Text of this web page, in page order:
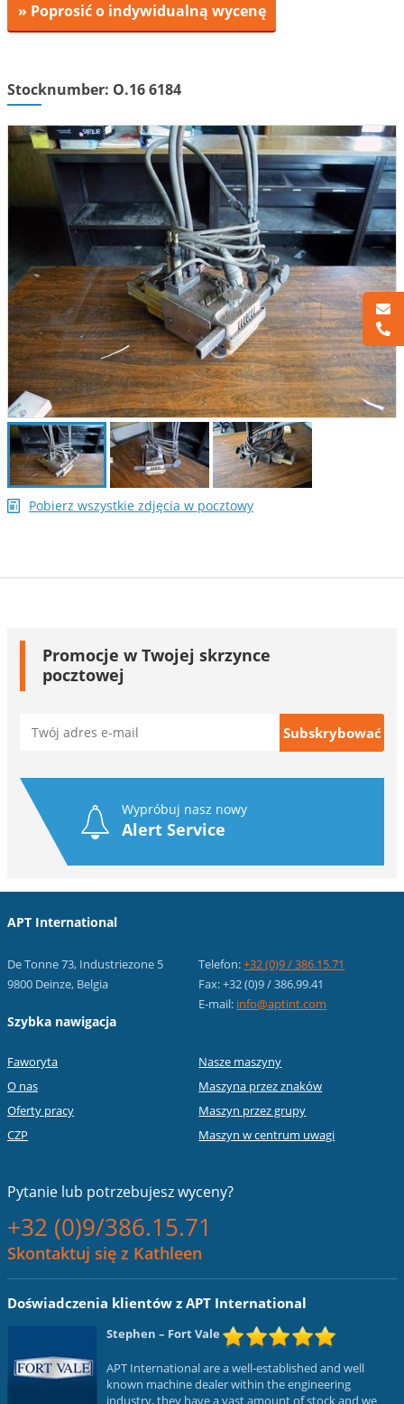
» Poprosić o indywidualną wycenę
Stocknumber: O.16 6184
Pobierz wszystkie zdjęcia w pocztowy
Promocje w Twojej skrzynce
pocztowej
Wypróbuj nasz nowy
Alert Service
APT International
De Tonne 73, Industriezone 5
9800 Deinze, Belgia
Telefon:+32 (0)9 / 386.15.71
Fax: +32 (0)9 / 386.99.41
E-mail: info@aptint.com
Szybka nawigacja
Faworyta
O nas
Oferty pracy
CZP
Nasze maszyny
Maszyna przez znaków
Maszyn przez grupy
Maszyn w centrum uwagi
Pytanie lub potrzebujesz wyceny?
+32 (0)9/386.15.71
Skontaktuj się z Kathleen
Doświadczenia klientów z APT International
Stephen – Fort Vale
APT International are a well-established and well
known machine dealer within the engineering
industry, they have a vast amount of stock and we